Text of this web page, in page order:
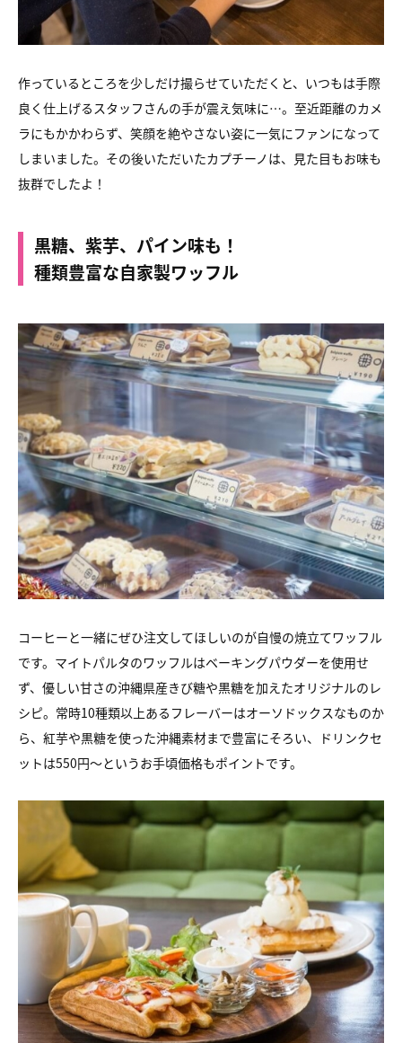
作っているところを少しだけ撮らせていただくと、いつもは手際
良く仕上げるスタッフさんの手が震え気味に…。至近距離のカメ
ラにもかかわらず、笑顔を絶やさない姿に一気にファンになって
しまいました。その後いただいたカプチーノは、見た目もお味も
抜群でしたよ！
黒糖、紫芋、パイン味も！
種類豊富な自家製ワッフル
コーヒーと一緒にぜひ注文してほしいのが自慢の焼立てワッフル
です。マイトパルタのワッフルはベーキングパウダーを使用せ
ず、優しい甘さの沖縄県産きび糖や黒糖を加えたオリジナルのレ
シピ。常時10種類以上あるフレーバーはオーソドックスなものか
ら、紅芋や黒糖を使った沖縄素材まで豊富にそろい、ドリンクセ
ットは550円～というお手頃価格もポイントです。